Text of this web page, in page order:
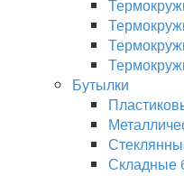
Бутылки
Складные